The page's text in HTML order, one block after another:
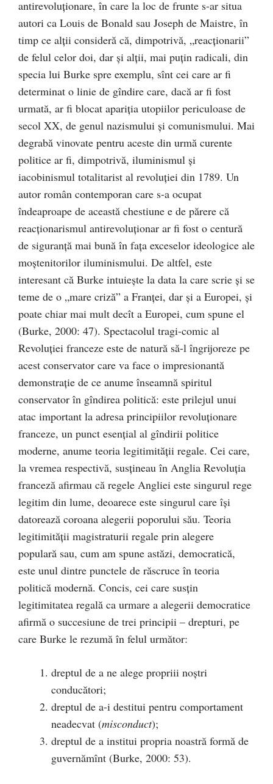
antirevoluţionare, în care la loc de frunte s-ar situa
autori ca Louis de Bonald sau Joseph de Maistre, în
timp ce alţii consideră că, dimpotrivă, „reacţionarii”
de felul celor doi, dar şi alţii, mai puţin radicali, din
specia lui Burke spre exemplu, sînt cei care ar fi
determinat o linie de gîndire care, dacă ar fi fost
urmată, ar fi blocat apariţia utopiilor periculoase de
secol XX, de genul nazismului şi comunismului. Mai
degrabă vinovate pentru aceste din urmă curente
politice ar fi, dimpotrivă, iluminismul şi
iacobinismul totalitarist al revoluţiei din 1789. Un
autor român contemporan care s-a ocupat
îndeaproape de această chestiune e de părere că
reacţionarismul antirevoluţionar ar fi fost o centură
de siguranţă mai bună în faţa exceselor ideologice ale
moştenitorilor iluminismului. De altfel, este
interesant că Burke intuieşte la data la care scrie şi se
teme de o „mare criză” a Franţei, dar şi a Europei, şi
poate chiar mai mult decît a Europei, cum spune el
(Burke, 2000: 47). Spectacolul tragi-comic al
Revoluţiei franceze este de natură să-l îngrijoreze pe
acest conservator care va face o impresionantă
demonstraţie de ce anume înseamnă spiritul
conservator în gîndirea politică: este prilejul unui
atac important la adresa principiilor revoluţionare
franceze, un punct esenţial al gîndirii politice
moderne, anume teoria legitimităţii regale. Cei care,
la vremea respectivă, susţineau în Anglia Revoluţia
franceză afirmau că regele Angliei este singurul rege
legitim din lume, deoarece este singurul care îşi
datorează coroana alegerii poporului său. Teoria
legitimităţii magistraturii regale prin alegere
populară sau, cum am spune astăzi, democratică,
este unul dintre punctele de răscruce în teoria
politică modernă. Concis, cei care susţin
legitimitatea regală ca urmare a alegerii democratice
afirmă o succesiune de trei principii – drepturi, pe
care Burke le rezumă în felul următor:
dreptul de a ne alege propriii noştri
conducători;
dreptul de a-i destitui pentru comportament
neadecvat (misconduct);
dreptul de a institui propria noastră formă de
guvernămînt (Burke, 2000: 53).